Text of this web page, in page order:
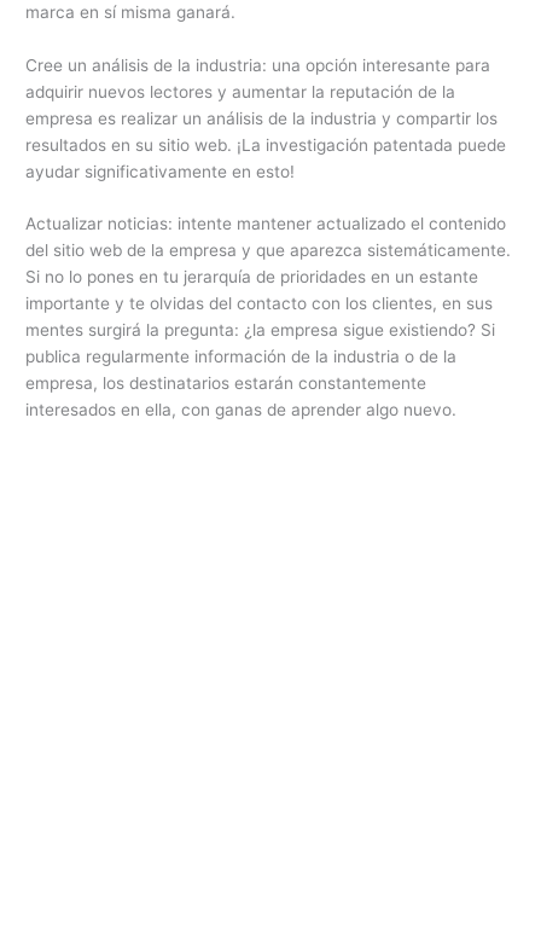
marca en sí misma ganará.
Cree un análisis de la industria: una opción interesante para
adquirir nuevos lectores y aumentar la reputación de la
empresa es realizar un análisis de la industria y compartir los
resultados en su sitio web. ¡La investigación patentada puede
ayudar significativamente en esto!
Actualizar noticias: intente mantener actualizado el contenido
del sitio web de la empresa y que aparezca sistemáticamente.
Si no lo pones en tu jerarquía de prioridades en un estante
importante y te olvidas del contacto con los clientes, en sus
mentes surgirá la pregunta: ¿la empresa sigue existiendo? Si
publica regularmente información de la industria o de la
empresa, los destinatarios estarán constantemente
interesados en ella, con ganas de aprender algo nuevo.